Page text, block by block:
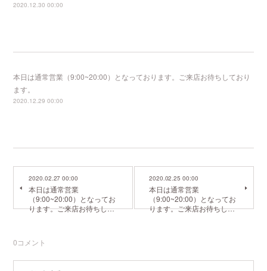
2020.12.30 00:00
本日は通常営業（9:00~20:00）となっております。ご来店お待ちしており
ます。
2020.12.29 00:00
2020.02.27 00:00
本日は通常営業
（9:00~20:00）となってお
ります。ご来店お待ちし…
2020.02.25 00:00
本日は通常営業
（9:00~20:00）となってお
ります。ご来店お待ちし…
0コメント